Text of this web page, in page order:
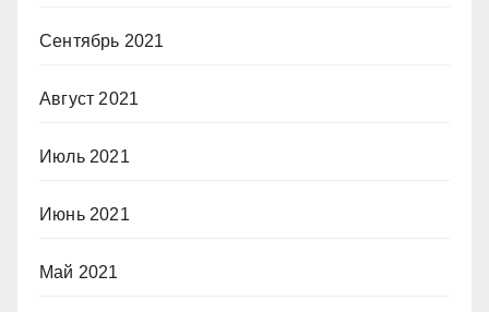
Сентябрь 2021
Август 2021
Июль 2021
Июнь 2021
Май 2021